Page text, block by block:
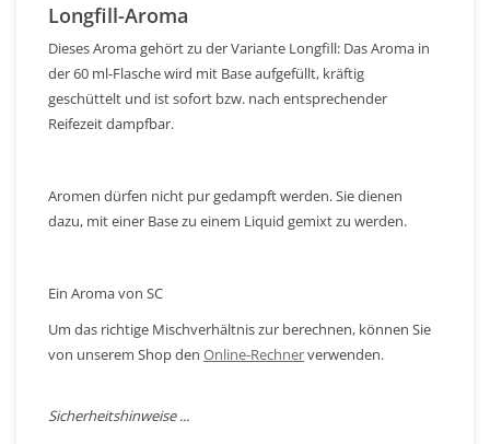
Longfill-Aroma
Dieses Aroma gehört zu der Variante Longfill: Das Aroma in
der 60 ml-Flasche wird mit Base aufgefüllt, kräftig
geschüttelt und ist sofort bzw. nach entsprechender
Reifezeit dampfbar.
Aromen dürfen nicht pur gedampft werden. Sie dienen
dazu, mit einer Base zu einem Liquid gemixt zu werden.
Ein Aroma von SC
Um das richtige Mischverhältnis zur berechnen, können Sie
von unserem Shop den Online-Rechnerverwenden.
Sicherheitshinweise ...